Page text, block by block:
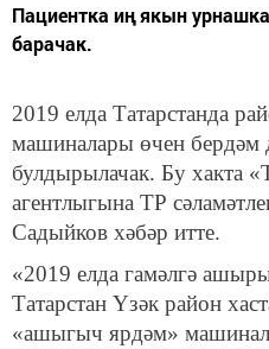
Пациентка иң якын
барачак.
2019 елда Татарстанда
машиналары өчен бердәм
булдырылачак. Бу хакта
агентлыгына ТР
Садыйков хәбәр итте.
«2019 елда гамәлгә
Татарстан Үзәк район
«ашыгыч ярдәм»